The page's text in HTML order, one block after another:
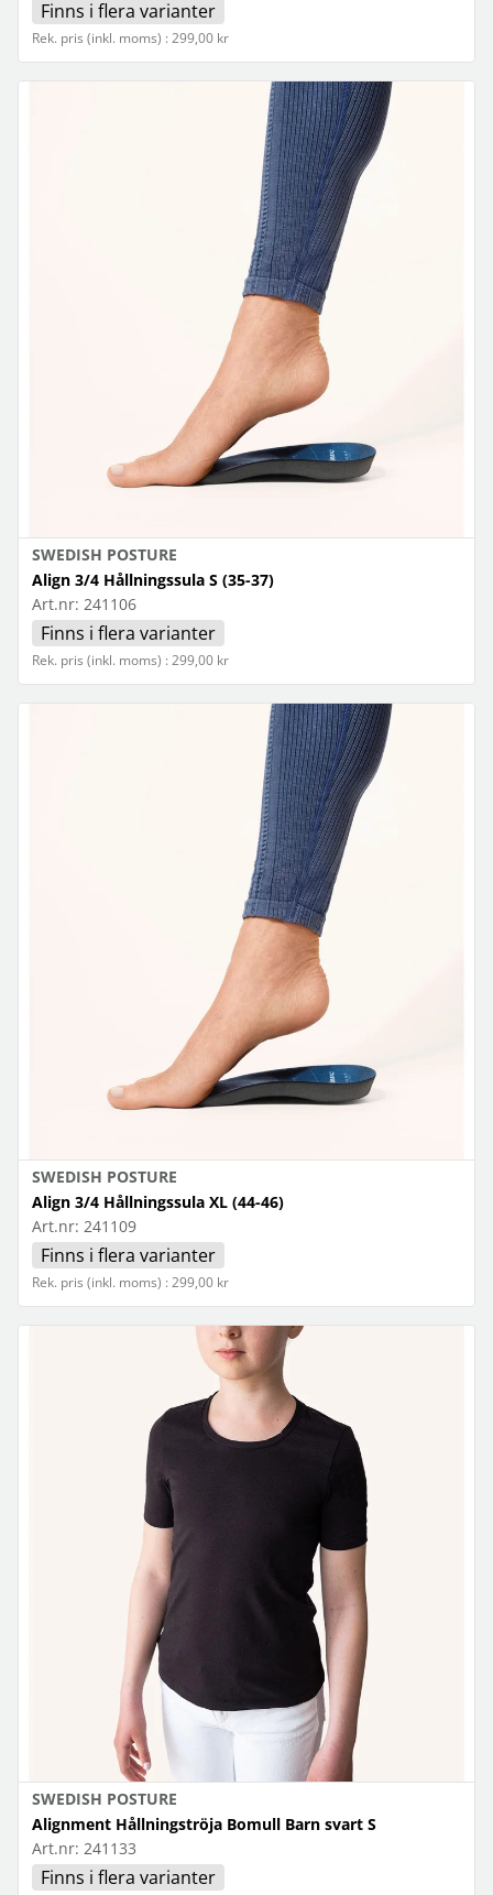
Finns i flera varianter
Rek. pris (inkl. moms) : 299,00 kr
SWEDISH POSTURE
Align 3/4 Hållningssula S (35-37)
Art.nr: 241106
Finns i flera varianter
Rek. pris (inkl. moms) : 299,00 kr
SWEDISH POSTURE
Align 3/4 Hållningssula XL (44-46)
Art.nr: 241109
Finns i flera varianter
Rek. pris (inkl. moms) : 299,00 kr
SWEDISH POSTURE
Alignment Hållningströja Bomull Barn svart S
Art.nr: 241133
Finns i flera varianter